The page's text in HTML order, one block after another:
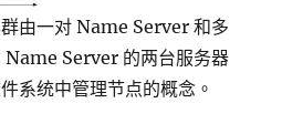
由一对 Name Server 和多
Server 的两台服务器
系统中管理节点的概念。